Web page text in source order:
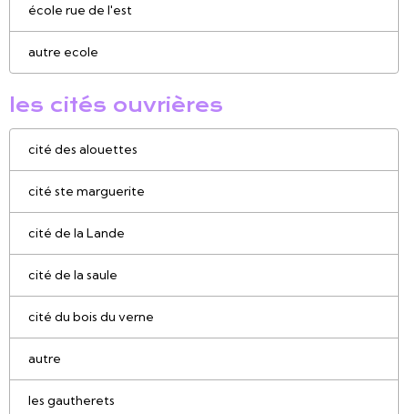
école rue de l'est
autre ecole
les cités ouvrières
cité des alouettes
cité ste marguerite
cité de la Lande
cité de la saule
cité du bois du verne
autre
les gautherets